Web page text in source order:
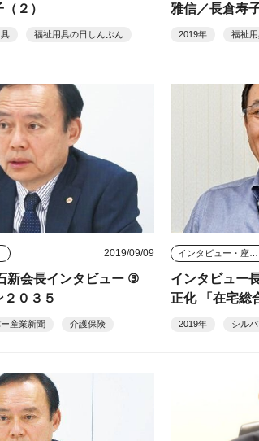
２）
福祉用具の日しんぶん
雅信／長倉寿
2019年 福祉
2019/09/09
新会長インタビュー ③
０３５
産業新聞 介護保険
インタビュー・座談会
インタビュー
正化 「在宅総
2019年 シル